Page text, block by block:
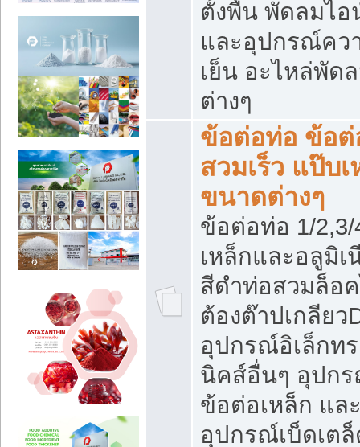
ตั้งพื้น พัดลมไอ
และอุปกรณ์คว
เย็น อะไหล่พัด
ต่างๆ
ข้อต่อท่อ ข้อต่
สวมเร็ว แป๊บ
ขนาดต่างๆ
ข้อต่อท่อ 1/2,3/
เหล็กและอลูมิเ
สีดำท่อสวมล็อ
ต้องต๊าปเกลียว
อุปกรณ์อิเล็กท
นิคส์อื่นๆ อุปก
ข้อต่อเหล็ก แล
อุปกรณ์เบ็ดเต